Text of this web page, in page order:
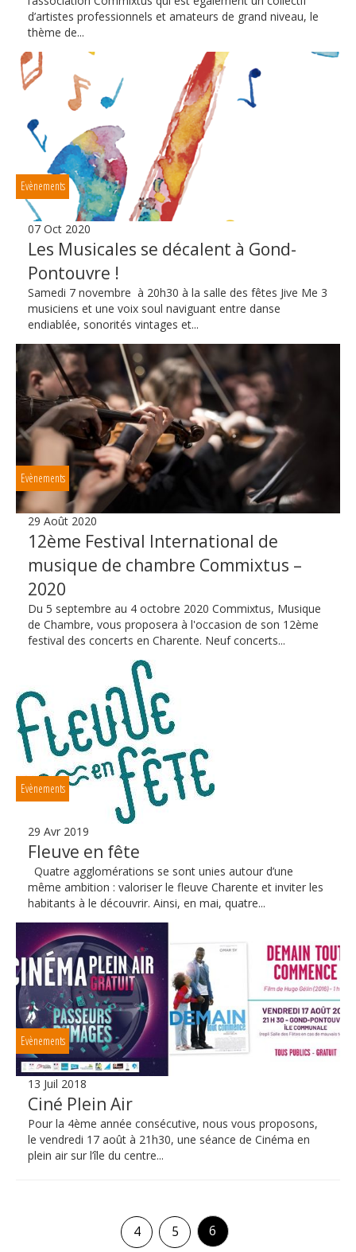
d’artistes professionnels et amateurs de grand niveau, le
thème de...
Evènements
07 Oct 2020
Les Musicales se décalent à Gond-
Pontouvre !
Samedi 7 novembre à 20h30 à la salle des fêtes Jive Me 3
musiciens et une voix soul naviguant entre danse
endiablée, sonorités vintages et...
Evènements
29 Août 2020
12ème Festival International de
musique de chambre Commixtus –
2020
Du 5 septembre au 4 octobre 2020 Commixtus, Musique
de Chambre, vous proposera à l'occasion de son 12ème
festival des concerts en Charente. Neuf concerts...
Evènements
29 Avr 2019
Fleuve en fête
Quatre agglomérations se sont unies autour d’une
même ambition : valoriser le fleuve Charente et inviter les
habitants à le découvrir. Ainsi, en mai, quatre...
Evènements
13 Juil 2018
Ciné Plein Air
Pour la 4ème année consécutive, nous vous proposons,
le vendredi 17 août à 21h30, une séance de Cinéma en
plein air sur l’île du centre...
4 5 6